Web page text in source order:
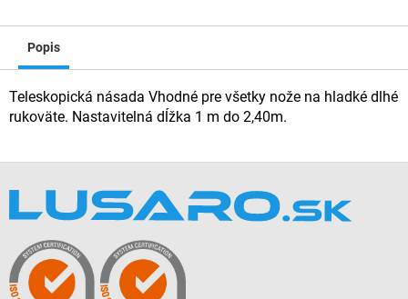
Popis
Teleskopická násada Vhodné pre všetky nože na hladké dlhé
rukoväte. Nastavitelná dĺžka 1 m do 2,40m.